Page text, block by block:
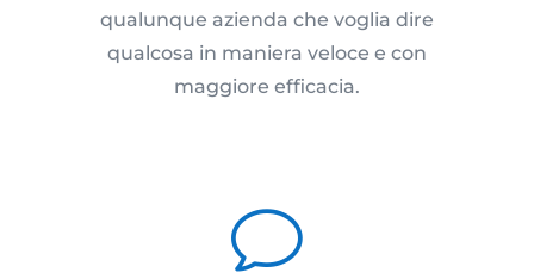
qualunque azienda che voglia dire
qualcosa in maniera veloce e con
maggiore efficacia.
v